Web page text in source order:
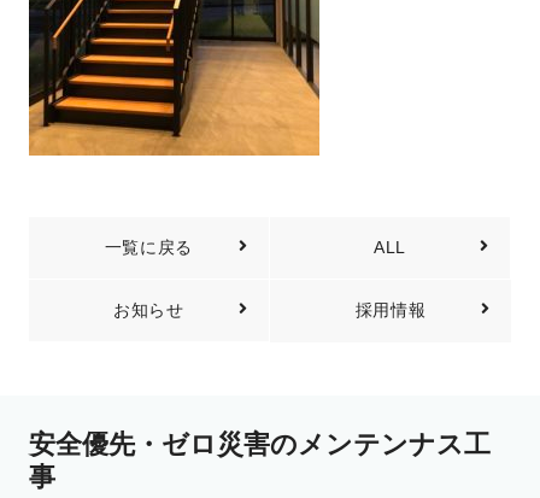
一覧に戻る ALL
お知らせ 採用情報
安全優先・ゼロ災害のメンテンナス⼯
事